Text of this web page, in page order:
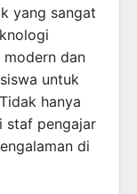
yang sangat
dan
untuk
hanya
staf pengajar
di